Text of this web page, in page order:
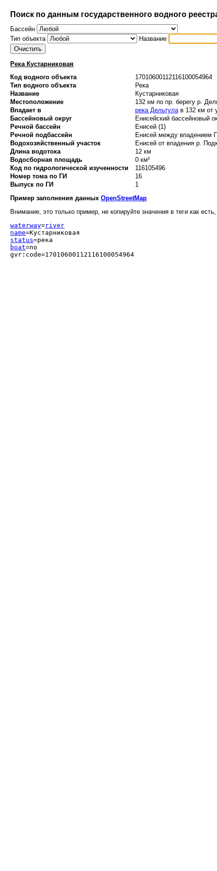
Поиск по данным государственного водного
Бассейн
Тип объекта
Название
Река Кустарниковая
Код водного объекта
17010600112116100054964
Тип водного объекта
Река
Название
Кустарниковая
Местоположение
132 км по пр. берегу р.
Впадает в
река Дельтулав 132 км от
Бассейновый округ
Енисейский бассейновый
Речной бассейн
Енисей (1)
Речной подбассейн
Енисей между впадением
Водохозяйственный участок
Енисей от впадения р.
Длина водотока
12 км
Водосборная площадь
0 км²
Код по гидрологической изученности
116105496
Номер тома по ГИ
16
Выпуск по ГИ
1
Пример заполнения данныхOpenStreetMap
Внимание, это только пример, не копируйте значения в теги как
waterway=river
name=Кустарниковая
status=река
boat=no
gvr:code=17010600112116100054964